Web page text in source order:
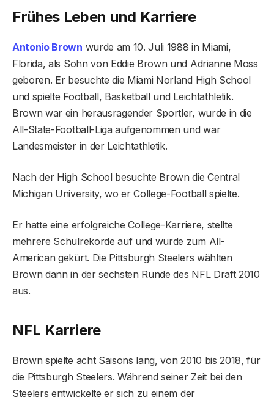
Frühes Leben und Karriere
Antonio Brown wurde am 10. Juli 1988 in Miami,
Florida, als Sohn von Eddie Brown und Adrianne Moss
geboren. Er besuchte die Miami Norland High School
und spielte Football, Basketball und Leichtathletik.
Brown war ein herausragender Sportler, wurde in die
All-State-Football-Liga aufgenommen und war
Landesmeister in der Leichtathletik.
Nach der High School besuchte Brown die Central
Michigan University, wo er College-Football spielte.
Er hatte eine erfolgreiche College-Karriere, stellte
mehrere Schulrekorde auf und wurde zum All-
American gekürt. Die Pittsburgh Steelers wählten
Brown dann in der sechsten Runde des NFL Draft 2010
aus.
NFL Karriere
Brown spielte acht Saisons lang, von 2010 bis 2018, für
die Pittsburgh Steelers. Während seiner Zeit bei den
Steelers entwickelte er sich zu einem der